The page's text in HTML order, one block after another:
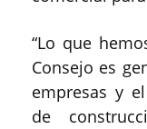
“Lo que
Consejo es
empresas y
de